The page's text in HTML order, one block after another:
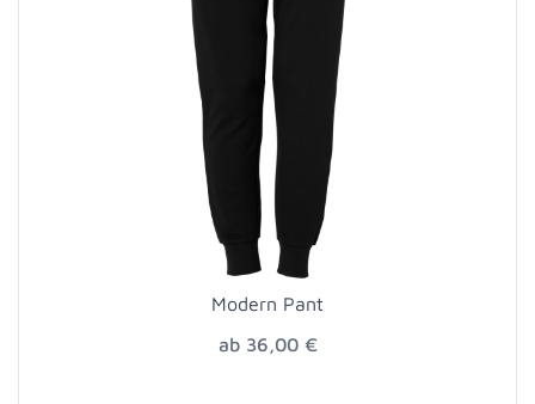
Modern Pant
ab 36,00 €